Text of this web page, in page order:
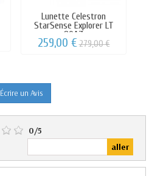
Lunette Celestron
StarSense Explorer LT
80AZ
259,00 €279,00 €
Écrire un Avis
0/5